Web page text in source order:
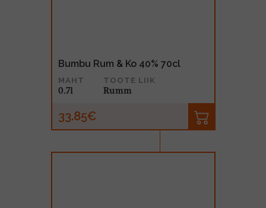
Bumbu Rum & Ko 40% 70cl
MAHT
0.7l
TOOTE LIIK
Rumm
33.85€